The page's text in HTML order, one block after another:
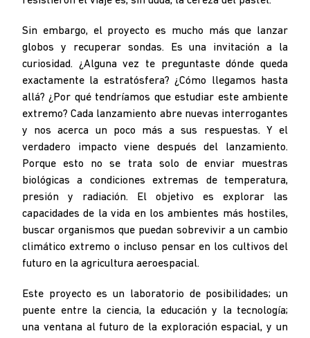
Sin embargo, el proyecto es mucho más que lanzar
globos y recuperar sondas. Es una invitación a la
curiosidad. ¿Alguna vez te preguntaste dónde queda
exactamente la estratósfera? ¿Cómo llegamos hasta
allá? ¿Por qué tendríamos que estudiar este ambiente
extremo? Cada lanzamiento abre nuevas interrogantes
y nos acerca un poco más a sus respuestas. Y el
verdadero impacto viene después del lanzamiento.
Porque esto no se trata solo de enviar muestras
biológicas a condiciones extremas de temperatura,
presión y radiación. El objetivo es explorar las
capacidades de la vida en los ambientes más hostiles,
buscar organismos que puedan sobrevivir a un cambio
climático extremo o incluso pensar en los cultivos del
futuro en la agricultura aeroespacial.
Este proyecto es un laboratorio de posibilidades; un
puente entre la ciencia, la educación y la tecnología;
una ventana al futuro de la exploración espacial, y un